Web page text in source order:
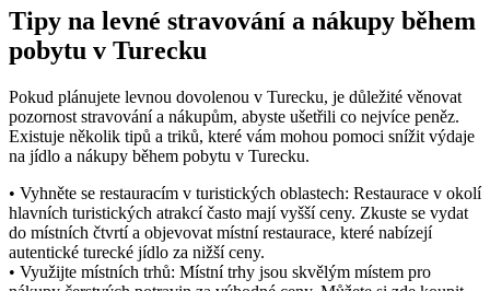
Tipy na levné stravování a nákupy během
pobytu v Turecku
Pokud plánujete levnou dovolenou v Turecku, je důležité věnovat
pozornost stravování a nákupům, abyste ušetřili co nejvíce peněz.
Existuje několik tipů a triků, které vám mohou pomoci snížit výdaje
na jídlo a nákupy během pobytu v Turecku.
• Vyhněte se restauracím v turistických oblastech: Restaurace v okolí
hlavních turistických atrakcí často mají vyšší ceny. Zkuste se vydat
do místních čtvrtí a objevovat místní restaurace, které nabízejí
autentické turecké jídlo za nižší ceny.
• Využijte místních trhů: Místní trhy jsou skvělým místem pro